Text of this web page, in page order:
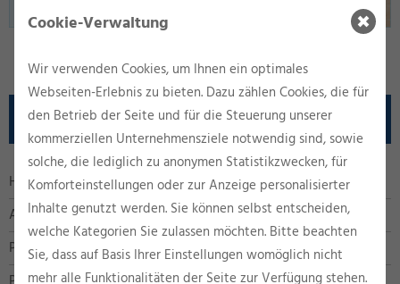
INFORMATIONEN
Home
AGB
Profil
Cookie-Verwaltung
Wir verwenden Cookies, um Ihnen ein optimales
Webseiten-Erlebnis zu bieten. Dazu zählen Cookies, die für
den Betrieb der Seite und für die Steuerung unserer
kommerziellen Unternehmensziele notwendig sind, sowie
solche, die lediglich zu anonymen Statistikzwecken, für
Komforteinstellungen oder zur Anzeige personalisierter
Inhalte genutzt werden. Sie können selbst entscheiden,
welche Kategorien Sie zulassen möchten. Bitte beachten
Sie, dass auf Basis Ihrer Einstellungen womöglich nicht
mehr alle Funktionalitäten der Seite zur Verfügung stehen.